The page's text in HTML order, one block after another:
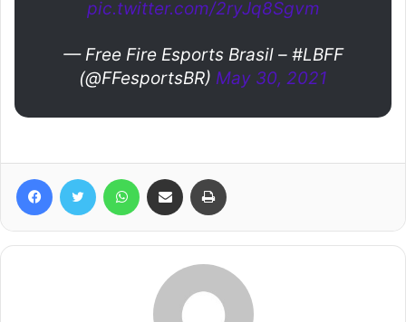
pic.twitter.com/2ryJq8Sgvm
— Free Fire Esports Brasil – #LBFF
(@FFesportsBR) May 30, 2021
FacebookTwitter WhatsAppCompartilhar via e-mail